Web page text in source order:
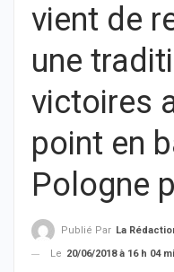
vient de
une
victoires
point en
Pologne
Publié Par La Rédaction De
Le 20/06/2018 à 16 h 04